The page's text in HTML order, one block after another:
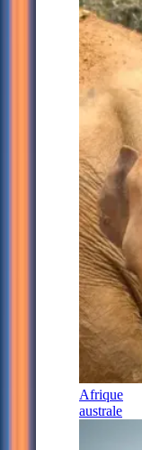
Afrique
australe